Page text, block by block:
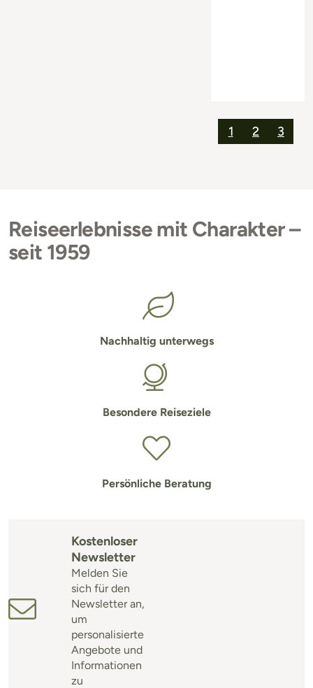
1 2 3
Reiseerlebnisse mit Charakter –
seit 1959
Nachhaltig unterwegs
Besondere Reiseziele
Persönliche Beratung
Kostenloser
Newsletter
Melden Sie
sich für den
Newsletter an,
um
personalisierte
Angebote und
Informationen
zu